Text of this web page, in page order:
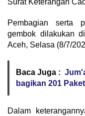
Surat Keterangan
Pembagian serta
gembok dilakukan
Aceh, Selasa (8/7/
Baca Juga :
bagikan 201
Dalam